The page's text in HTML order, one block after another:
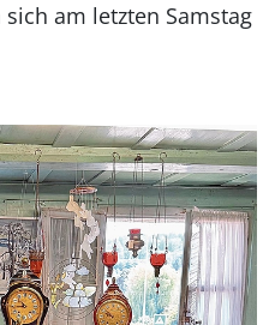
am letzten Samstag